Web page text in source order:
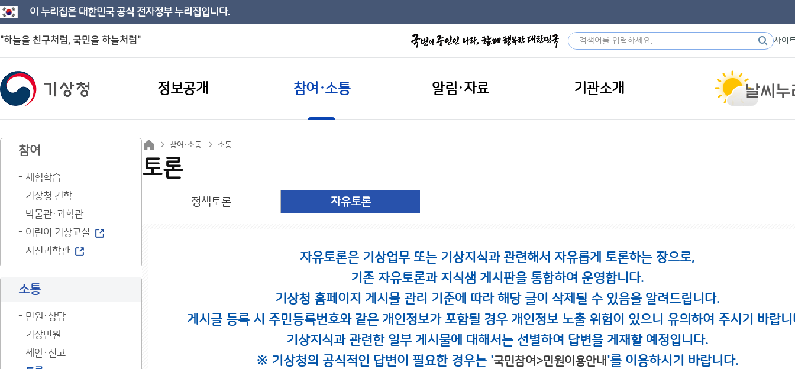
이 누리집은 대한민국 공식 전자정부 누리집입니다.
"하늘을 친구처럼, 국민을 하늘처럼" 사이
정보공개 참여·소통 알림·자료 기관소개
참여
체험학습
기상청 견학
박물관·과학관
어린이 기상교실
지진과학관
소통
민원·상담
기상민원
제안·신고
참여·소통 소통
토론
정책토론 자유토론
자유토론은 기상업무 또는 기상지식과 관련해서 자유롭게 토론하는 장으로,
기존 자유토론과 지식샘 게시판을 통합하여 운영합니다.
기상청 홈페이지 게시물 관리 기준에 따라 해당 글이 삭제될 수 있음을 알려드립니다.
게시글 등록 시 주민등록번호와 같은 개인정보가 포함될 경우 개인정보 노출 위험이 있으니 유의하여 주시기 바랍니
기상지식과 관련한 일부 게시물에 대해서는 선별하여 답변을 게재할 예정입니다.
※ 기상청의 공식적인 답변이 필요한 경우는 '국민참여>민원이용안내'를 이용하시기 바랍니다.